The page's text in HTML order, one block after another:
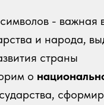
- важная
и народа,
страны
о